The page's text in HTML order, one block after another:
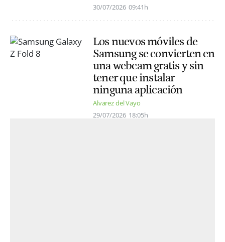
30/07/2026 09:41h
Los nuevos móviles de
Samsung se convierten en
una webcam gratis y sin
tener que instalar
ninguna aplicación
Alvarez del Vayo
29/07/2026 18:05h